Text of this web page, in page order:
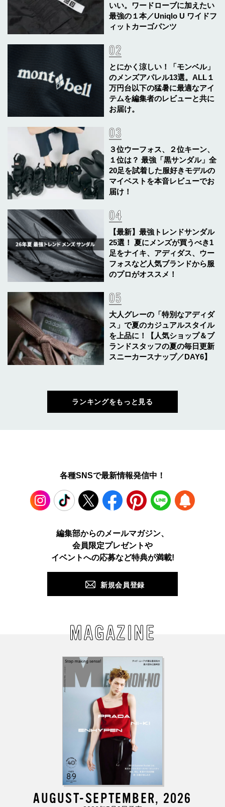
いい。ワードローブに加えたい
最強の１本／Uniqlo U ワイドフ
ィットカーゴパンツ
とにかく涼しい！「モンベル」
のメンズアパレル13選。ALL１
万円台以下の猛暑に最適なアイ
テムを編集者のレビューと共に
お届け。
３位ウーフォス、２位キーン、
１位は？ 最強「黒サンダル」全
20足を試着した服好きモデルの
マイベストを本音レビューでお
届け！
【最新】最強トレンドサンダル
25選！ 夏にメンズが買うべき1
足をナイキ、アディダス、ウー
フォスなど人気ブランドから服
のプロがオススメ！
大人グレーの「特別なアディダ
ス」で夏のカジュアルスタイル
を上品に！【人気ショップ＆ブ
ランドスタッフの夏の毎日更新
スニーカースナップ／DAY6】
ランキングをもっと見る
各種SNSで最新情報発信中！
TikTok X Facebook Pinterest LINE
編集部からのメールマガジン、
会員限定プレゼントや
イベントへの応募など特典が満載!
新規会員登録
MAGAZINE
AUGUST-SEPTEMBER, 2026